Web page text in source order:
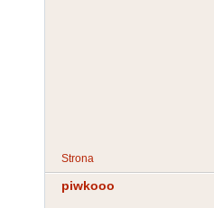
Strona
piwkooo